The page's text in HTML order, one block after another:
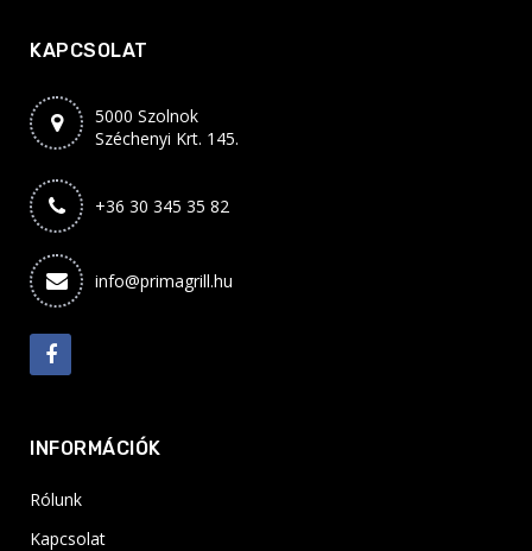
KAPCSOLAT
5000 Szolnok
Széchenyi Krt. 145.
+36 30 345 35 82
info@primagrill.hu
INFORMÁCIÓK
Rólunk
Kapcsolat